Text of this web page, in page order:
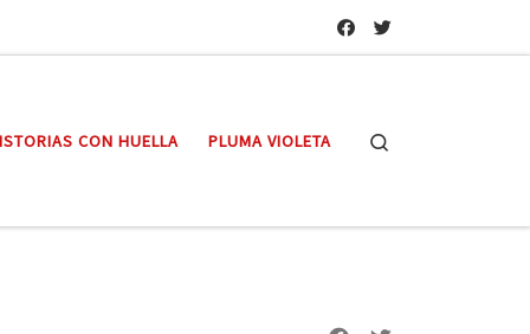
CON HUELLA PLUMA VIOLETA